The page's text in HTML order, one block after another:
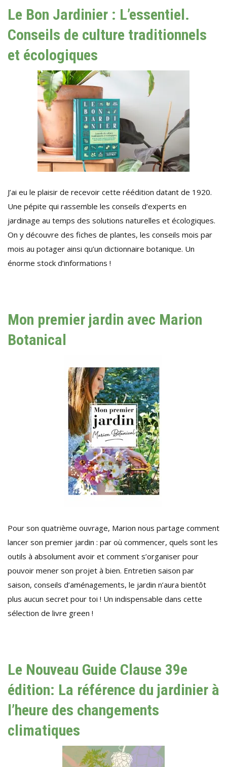
Le Bon Jardinier : L’essentiel.
Conseils de culture traditionnels
et écologiques
J’ai eu le plaisir de recevoir cette réédition datant de 1920.
Une pépite qui rassemble les conseils d’experts en
jardinage au temps des solutions naturelles et écologiques.
On y découvre des fiches de plantes, les conseils mois par
mois au potager ainsi qu’un dictionnaire botanique. Un
énorme stock d’informations !
Mon premier jardin avec Marion
Botanical
Pour son quatrième ouvrage, Marion nous partage comment
lancer son premier jardin : par où commencer, quels sont les
outils à absolument avoir et comment s’organiser pour
pouvoir mener son projet à bien. Entretien saison par
saison, conseils d’aménagements, le jardin n’aura bientôt
plus aucun secret pour toi ! Un indispensable dans cette
sélection de livre green !
Le Nouveau Guide Clause 39e
édition: La référence du jardinier à
l’heure des changements
climatiques